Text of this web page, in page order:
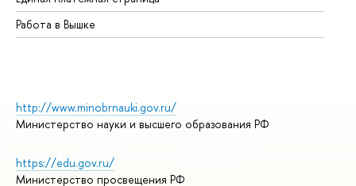
Работа в Вышке
http://www.minobrnauki.gov.ru/
Министерство науки и высшего образования РФ
https://edu.gov.ru/
Министерство просвещения РФ